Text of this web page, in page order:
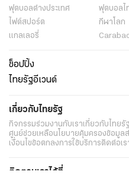
ฟุตบอลต่่างประเทศ ฟุตบอลไ
ไฟต์สปอร์ต
กีฬาโลก
แกลเลอรี่
ช็อปปิ้ง
ไทยรัฐอีเวนต์
เกี่ยวกับไทยรัฐ
กิจกรรมร่วมงานกับเราเกี่ยวกับไทยรัฐ
ศูนย์ช่วยเหลือนโยบายคุ้มครองข้อมูล
เงื่อนไขข้อตกลงการใช้บริการติดต่อเร
ติดตามเราได้ที่